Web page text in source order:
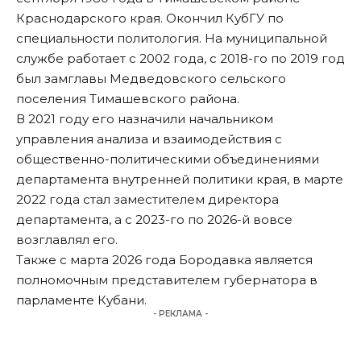
Краснодарского края. Окончил КубГУ по
специальности политология. На муниципальной
службе работает с 2002 года, с 2018-го по 2019 год
был замглавы Медведовского сельского
поселения Тимашевского района.
В 2021 году его назначили начальником
управления анализа и взаимодействия с
общественно-политическими объединениями
департамента внутренней политики края, в марте
2022 года стал заместителем директора
департамента, а с 2023-го по 2026-й вовсе
возглавлял его.
Также с марта 2026 года Бородавка является
полномочным представителем губернатора в
парламенте Кубани.
- РЕКЛАМА -